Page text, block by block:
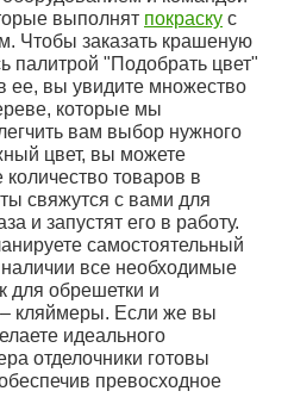
выполнят покраску с
Чтобы заказать крашеную
палитрой "Подобрать цвет"
ее, вы увидите множество
которые мы
вам выбор нужного
цвет, вы можете
товаров в
свяжутся с вами для
и запустят его в работу.
самостоятельный
все необходимые
для обрешетки и
кляймеры. Если же вы
идеального
отделочники готовы
превосходное